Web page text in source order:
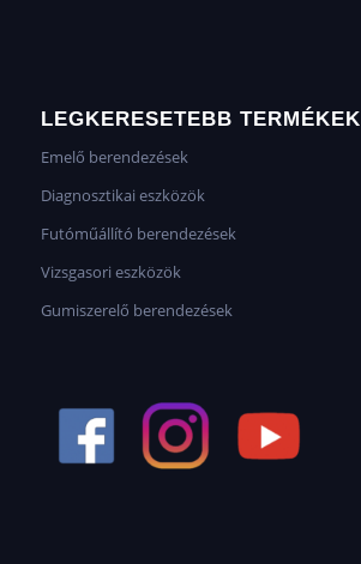
LEGKERESETEBB TERMÉKEK
Emelő berendezések
Diagnosztikai eszközök
Futóműállító berendezések
Vizsgasori eszközök
Gumiszerelő berendezések